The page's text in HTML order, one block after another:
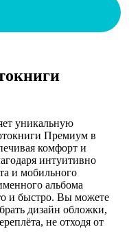
уникальную
Премиум в
комфорт и
интуитивно
и мобильного
альбома
и быстро. Вы можете
дизайн обложки,
не отходя от